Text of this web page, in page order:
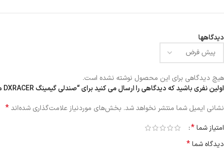
دیدگاهها
هیچ دیدگاهی برای این محصول نوشته نشده است.
اولین نفری باشید که دیدگاهی را ارسال می کنید برای “صندلی گیمینگ DXRACER مدل DMC-DM1200-R”
نشانی ایمیل شما منتشر نخواهد شد. بخش‌های موردنیاز علامت‌گذاری شده‌اند*
امتیاز شما*
دیدگاه شما*